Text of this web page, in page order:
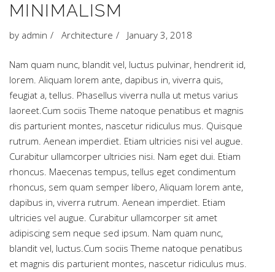
MINIMALISM
by admin Architecture January 3, 2018
Nam quam nunc, blandit vel, luctus pulvinar, hendrerit id,
lorem. Aliquam lorem ante, dapibus in, viverra quis,
feugiat a, tellus. Phasellus viverra nulla ut metus varius
laoreet.Cum sociis Theme natoque penatibus et magnis
dis parturient montes, nascetur ridiculus mus. Quisque
rutrum. Aenean imperdiet. Etiam ultricies nisi vel augue.
Curabitur ullamcorper ultricies nisi. Nam eget dui. Etiam
rhoncus. Maecenas tempus, tellus eget condimentum
rhoncus, sem quam semper libero, Aliquam lorem ante,
dapibus in, viverra rutrum. Aenean imperdiet. Etiam
ultricies vel augue. Curabitur ullamcorper sit amet
adipiscing sem neque sed ipsum. Nam quam nunc,
blandit vel, luctus.Cum sociis Theme natoque penatibus
et magnis dis parturient montes, nascetur ridiculus mus.